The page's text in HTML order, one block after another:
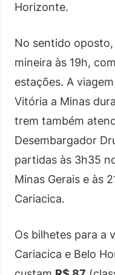
Horizonte.
No sentido
mineira às 19h,
estações. A
Vitória a Minas
trem também
Desembargador
partidas às 3h35
Minas Gerais e às
Cariacica.
Os bilhetes para a
Cariacica e Belo